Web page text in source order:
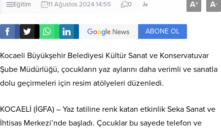
Eğitim 11 Ağustos 2024 14:55 0 A+ A-
ABONE OL
Kocaeli Büyükşehir Belediyesi Kültür Sanat ve Konservatuvar
Şube Müdürlüğü, çocukların yaz aylarını daha verimli ve sanatla
dolu geçirmeleri için resim atölyeleri düzenledi.
KOCAELİ (İGFA) – Yaz tatiline renk katan etkinlik Seka Sanat ve
İhtisas Merkezi’nde başladı. Çocuklar bu sayede telefon ve